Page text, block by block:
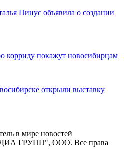
Пинус объявила о создании
корриду покажут новосибирцам
открыли выставку
в мире новостей
ГРУПП", ООО. Все права